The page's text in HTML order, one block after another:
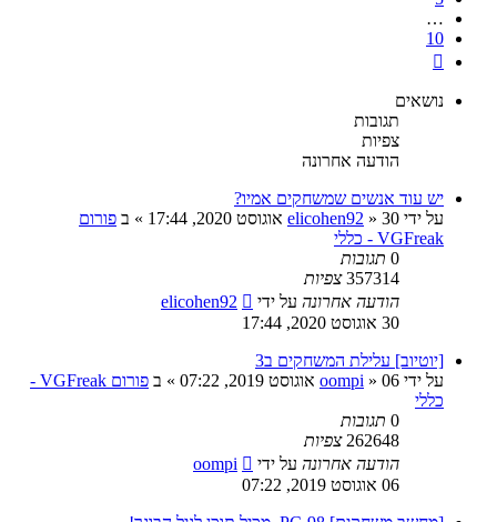
…
10
נושאים
תגובות
צפיות
הודעה אחרונה
יש עוד אנשים שמשחקים אמיו?
על ידי
elicohen92 » 30 אוגוסט 2020, 17:44 » ב פורום
VGFreak - כללי
0 תגובות
357314 צפיות
הודעה אחרונה על ידי
elicohen92
30 אוגוסט 2020, 17:44
[יוטיוב] עלילת המשחקים ב3
על ידי
oompi » 06 אוגוסט 2019, 07:22 » ב
פורום VGFreak -
כללי
0 תגובות
262648 צפיות
הודעה אחרונה על ידי
oompi
06 אוגוסט 2019, 07:22